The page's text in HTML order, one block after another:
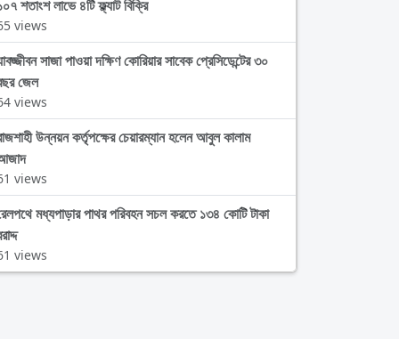
শতাংশ লাভে ৪টি ফ্ল্যাট বিক্রি
views
সাজা পাওয়া দক্ষিণ কোরিয়ার সাবেক প্রেসিডেন্টের ৩০
জেল
views
উন্নয়ন কর্তৃপক্ষের চেয়ারম্যান হলেন আবুল কালাম
views
মধ্যপাড়ার পাথর পরিবহন সচল করতে ১৩৪ কোটি টাকা
views